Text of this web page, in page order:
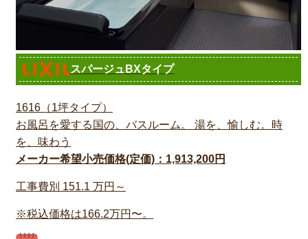
スパージュBXタイプ
1616（1坪タイプ）
お風呂を愛する国の、バスルーム。 湯を、愉しむ。時
を、味わう
メーカー希望小売価格(定価)：1,913,200円
工事費別 151.1 万円～
※税込価格は166.2万円〜。